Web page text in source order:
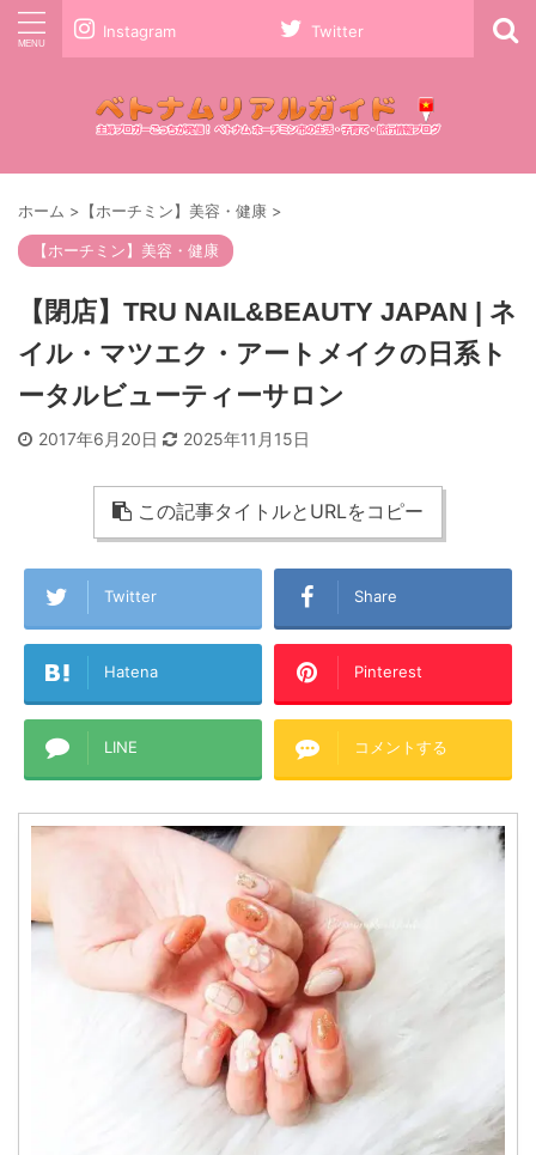
Instagram Twitter
ホーム > 【ホーチミン】美容・健康 >
【ホーチミン】美容・健康
【閉店】TRU NAIL&BEAUTY JAPAN | ネ
イル・マツエク・アートメイクの日系ト
ータルビューティーサロン
2017年6月20日 2025年11月15日
この記事タイトルとURLをコピー
Twitter Share
Hatena Pinterest
LINE コメントする